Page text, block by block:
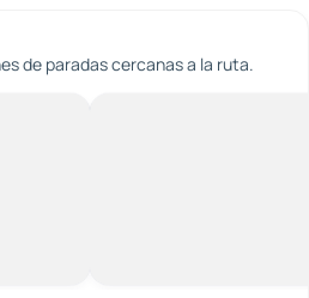
de paradas cercanas a la ruta.